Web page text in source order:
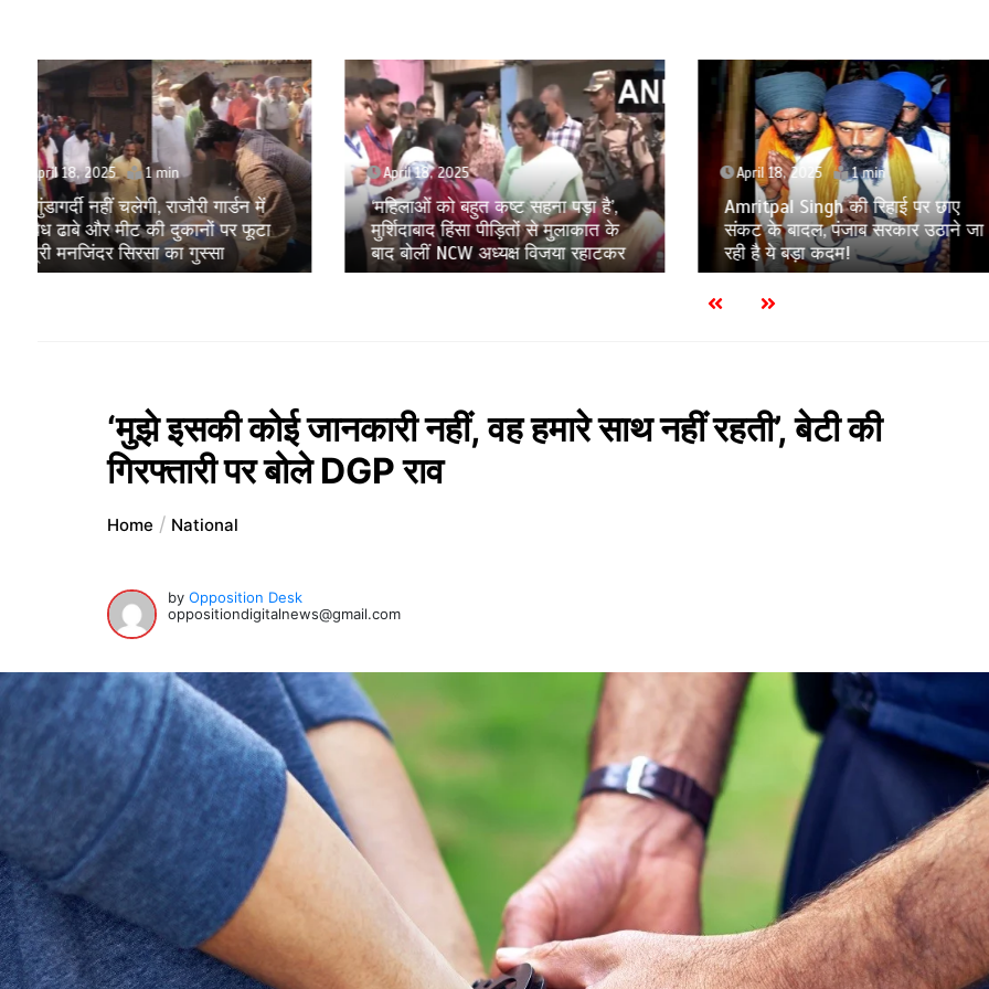
April 18, 2025
‘महिलाओं को बहुत कष्ट सहना पड़ा है’,
मुर्शिदाबाद हिंसा पीड़ितों से मुलाकात के
बाद बोलीं NCW अध्यक्ष विजया रहाटकर
April 18, 2025 1 min
Amritpal Singh की रिहाई पर छाए
संकट के बादल, पंजाब सरकार उठाने जा
रही है ये बड़ा कदम!
April 17, 2025 1 min
Murshidabad Violence:
उत्पीड़न की जांच करेगा
जांच समिति का गठन
‘मुझे इसकी कोई जानकारी नहीं, वह हमारे साथ नहीं रहती’, बेटी की
गिरफ्तारी पर बोले DGP राव
Home National
by Opposition Desk
oppositiondigitalnews@gmail.com